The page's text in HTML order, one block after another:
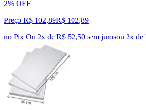
2% OFF
Preço R$ 102,89R$ 102,89
no Pix Ou 2x de R$ 52,50 sem jurosou 2x de